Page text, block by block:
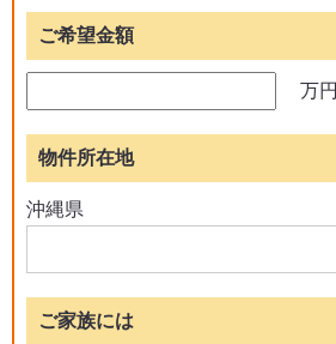
ご希望金額
万円
物件所在地
沖縄県
ご家族には